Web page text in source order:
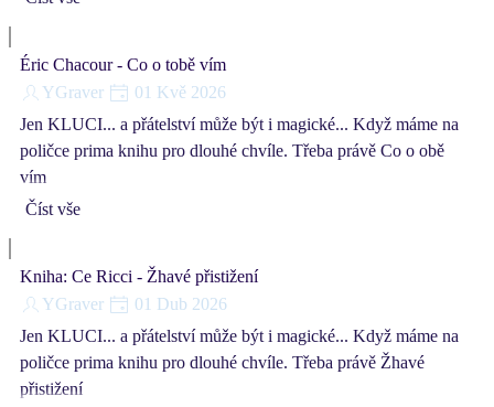
Éric Chacour - Co o tobě vím
YGraver
01 Kvě 2026
Jen KLUCI... a přátelství může být i magické... Když máme na
poličce prima knihu pro dlouhé chvíle. Třeba právě Co o obě
vím
Číst vše
Kniha: Ce Ricci - Žhavé přistižení
YGraver
01 Dub 2026
Jen KLUCI... a přátelství může být i magické... Když máme na
poličce prima knihu pro dlouhé chvíle. Třeba právě Žhavé
přistižení